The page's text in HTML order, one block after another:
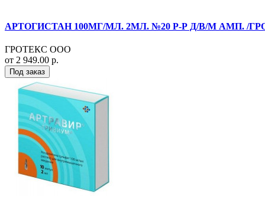
АРТОГИСТАН 100МГ/МЛ. 2МЛ. №20 Р-Р Д/В/М АМП. /
ГРОТЕКС ООО
от 2 949.00 р.
Под заказ